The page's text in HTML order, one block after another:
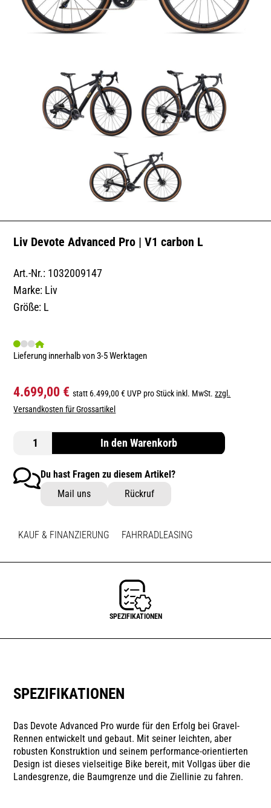
Liv Devote Advanced Pro | V1 carbon L
Art.-Nr.: 1032009147
Marke: Liv
Größe: L
Lieferung innerhalb von 3-5 Werktagen
4.699,00 €statt 6.499,00 € UVP pro Stück inkl. MwSt.zzgl.
Versandkosten für Grossartikel
In den Warenkorb
Du hast Fragen zu diesem Artikel?
Mail uns
Rückruf
KAUF & FINANZIERUNG FAHRRADLEASING
SPEZIFIKATIONEN
SPEZIFIKATIONEN
Das Devote Advanced Pro wurde für den Erfolg bei Gravel-
Rennen entwickelt und gebaut. Mit seiner leichten, aber
robusten Konstruktion und seinem performance-orientierten
Design ist dieses vielseitige Bike bereit, mit Vollgas über die
Landesgrenze, die Baumgrenze und die Ziellinie zu fahren.